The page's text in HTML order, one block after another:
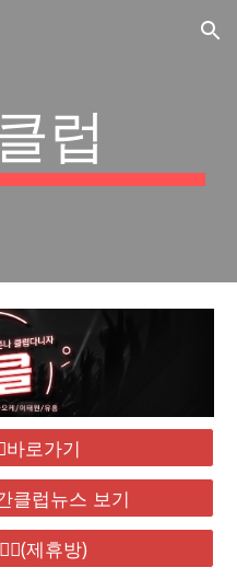
Skip to navigation
럽
바로가기
클럽뉴스 보기
제휴방)